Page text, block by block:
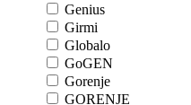
Genius
Girmi
Globalo
GoGEN
Gorenje
GORENJE